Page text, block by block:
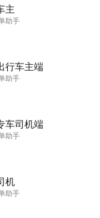
主
助手
行车主端
助手
车司机端
助手
机
助手